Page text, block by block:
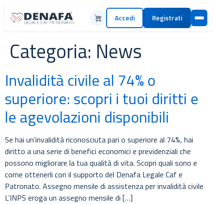
Accedi Registrati
Categoria: News
Invalidità civile al 74% o
superiore: scopri i tuoi diritti e
le agevolazioni disponibili
Se hai un’invalidità riconosciuta pari o superiore al 74%, hai
diritto a una serie di benefici economici e previdenziali che
possono migliorare la tua qualità di vita. Scopri quali sono e
come ottenerli con il supporto del Denafa Legale Caf e
Patronato. Assegno mensile di assistenza per invalidità civile
L’INPS eroga un assegno mensile di […]